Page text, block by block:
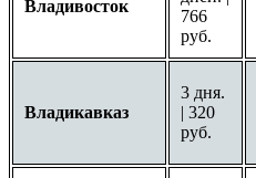
Владивосток
766
руб.
Владикавказ
3 дня.
| 320
руб.